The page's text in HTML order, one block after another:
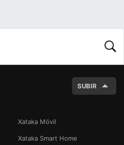
SUBIR
Xataka Móvil
Xataka Smart Home